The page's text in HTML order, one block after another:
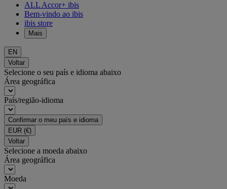
ALL Accor+ ibis
Bem-vindo ao ibis
ibis store
Mais
EN
Voltar
Selecione o seu país e idioma abaixo
Área geográfica
País/região-idioma
Confirmar o meu país e idioma
EUR (€)
Voltar
Selecione a moeda abaixo
Área geográfica
Moeda